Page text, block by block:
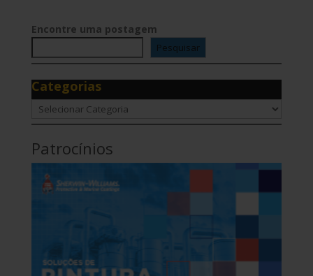
Encontre uma postagem
Pesquisar
Categorias
Categorias
Patrocínios